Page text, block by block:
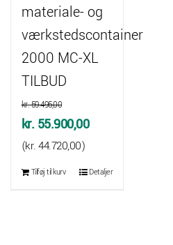
materiale- og
værkstedscontainer
2000 MC-XL
TILBUD
kr.59.495,00
Den
oprindelige
pris
kr. 55.900,00Den
pris
(kr.44.720,00)
Tilføj til kurv Detaljer